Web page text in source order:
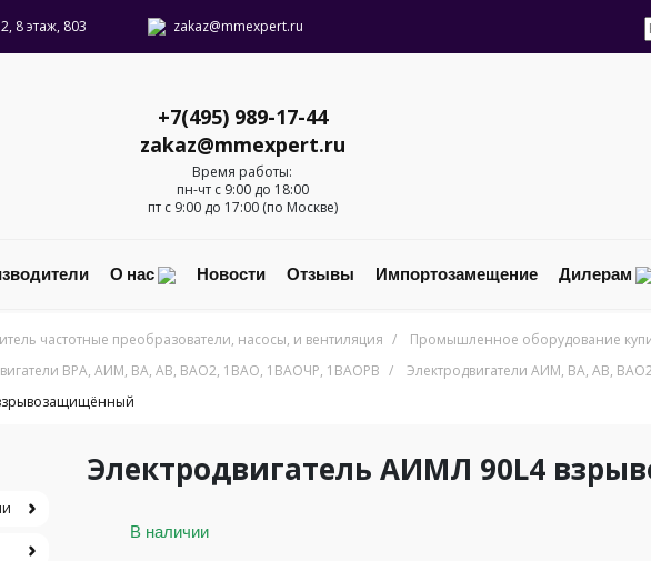
8 этаж, 803 zakaz@mmexpert.ru
+7(495) 989-17-44
zakaz@mmexpert.ru
Время работы:
пн-чт с 9:00 до 18:00
пт с 9:00 до 17:00 (по Москве)
О нас Новости Отзывы Импортозамещение Дилерам
частотные преобразователи, насосы, и вентиляция / Промышленное оборудование
ВРА, АИМ, ВА, АВ, ВАO2, 1ВАО, 1ВАОЧР, 1ВАОРВ /
Электродвигатели АИМ, ВА, АВ,
Электродвигатель АИМЛ 90L4
В наличии